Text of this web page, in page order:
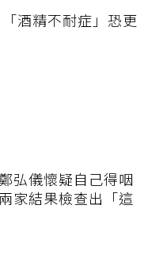
酒精不耐症」恐更
弘儀懷疑自己得咽
家結果檢查出「這